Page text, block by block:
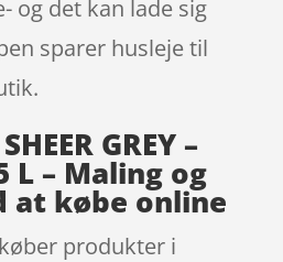
og det kan lade sig
sparer husleje til
GREY –
L – Maling og
at købe online
produkter i